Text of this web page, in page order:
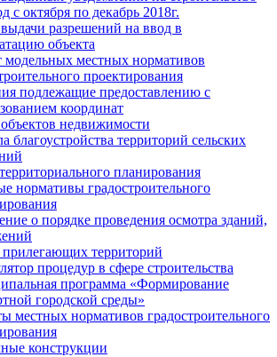
с октября по декабрь 2018г.
выдачи разрешений на ввод в
объекта
модельных местных нормативов
проектирования
подлежащие предоставлению с
координат
объектов недвижимости
благоустройства территорий сельских
планирования
нормативы градостроительного
о порядке проведения осмотра зданий,
территорий
процедур в сфере строительства
программа «Формирование
городской среды»
местных нормативов градостроительного
конструкции